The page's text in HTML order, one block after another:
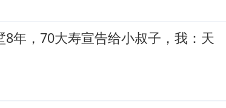
8年，70大寿宣告给小叔子，我：天